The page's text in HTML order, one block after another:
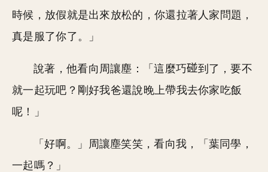
時候，放假就是出來放松的，你還拉著人家問題，
真是服了你了。」
說著，他看向周讓塵：「這麼巧
到了，要不
就一起玩吧？剛好我爸還說晚上帶我去你家吃飯
呢！」
「好啊。」周讓塵笑笑，看向我，「葉同學，
一起嗎？」